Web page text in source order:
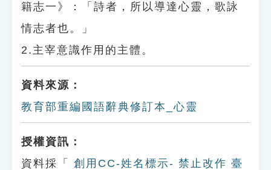
籍志一》：「詩者，所以導達心靈，歌詠
情志者也。」
2.主宰意識作用的主體。
資料來源：
教育部重編國語辭典修訂本_心靈
授權資訊：
資料採「
創用CC-姓名標示- 禁止改作 臺